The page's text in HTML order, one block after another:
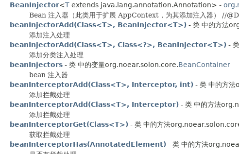
BeanInjector<T extends java.lang.annotation.Annotation> -
Bean 注入器（此类用于扩展 AppContext，为其添加注入器）
beanInjectorAdd(Class<T>, BeanInjector<T>) - 类 中的方法
添加注入处理
beanInjectorAdd(Class<T>, Class<?>, BeanInjector<T>) -
添加分类注入处理
beanInjectors - 类 中的变量org.noear.solon.core.BeanContainer
bean 注入器
beanInterceptorAdd(Class<T>, Interceptor, int) - 类 中的方
添加拦截处理
beanInterceptorAdd(Class<T>, Interceptor) - 类 中的方法
添加拦截处理
beanInterceptorGet(Class<T>) - 类 中的方法
获取拦截处理
beanInterceptorHas(AnnotatedElement) - 类 中的方法